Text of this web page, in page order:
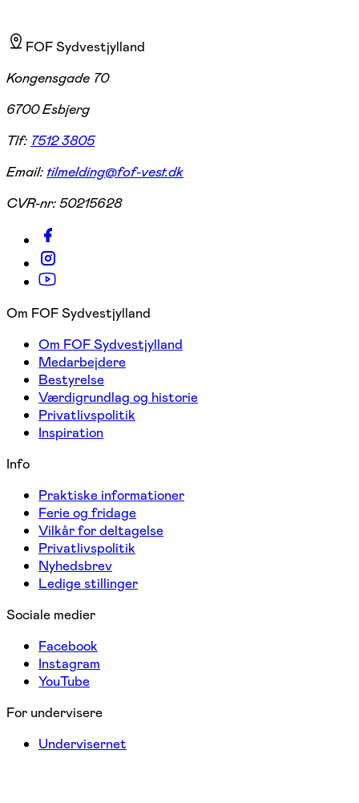
FOF Sydvestjylland
Kongensgade 70
6700 Esbjerg
Tlf: 7512 3805
Email:tilmelding@fof-vest.dk
CVR-nr:50215628
Om FOF Sydvestjylland
Om FOF Sydvestjylland
Medarbejdere
Bestyrelse
Værdigrundlag og historie
Privatlivspolitik
Inspiration
Info
Praktiske informationer
Ferie og fridage
Vilkår for deltagelse
Privatlivspolitik
Nyhedsbrev
Ledige stillinger
Sociale medier
Facebook
Instagram
YouTube
For undervisere
Undervisernet